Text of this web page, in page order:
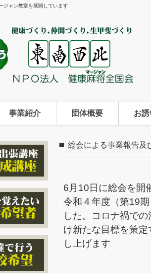
ジャン教室を展開しています
事業紹介 団体概要 お
総会による事業報告及
6月10日に総会を開
令和４年度（第19
した。コロナ禍で
け新たな目標を策
し上げます